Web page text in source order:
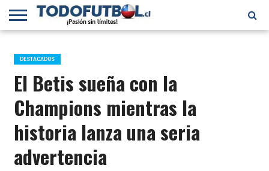
PRIMERA
B
SELECCIÓN
CHILENA
CHILENOS
EN EL
MUNDO
FÚTBOL
INTERNACIONAL
DESTACADOS
El Betis sueña con la
Champions mientras la
historia lanza una seria
advertencia